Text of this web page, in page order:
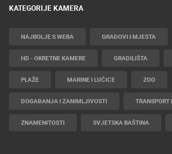
KATEGORIJE KAMERA
NAJBOLJE S WEBA GRADOVI I MJESTA
HD - OKRETNE KAMERE GRADILIŠTA
PLAŽE MARINE I LUČICE ZOO
DOGAĐANJA I ZANIMLJIVOSTI TRANSPORT
ZNAMENITOSTI SVJETSKA BAŠTINA